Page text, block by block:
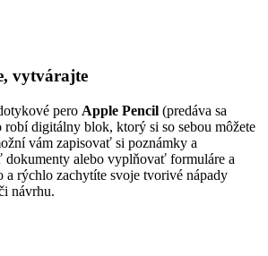
vytvárajte
pero Apple Pencil (predáva sa
robí digitálny blok, ktorý si so sebou môžete
vám zapisovať si poznámky a
alebo vyplňovať formuláre a
a rýchlo zachytíte svoje tvorivé nápady
návrhu.